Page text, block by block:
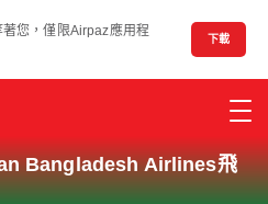
您，僅限Airpaz應用程
下載
Bangladesh Airlines飛